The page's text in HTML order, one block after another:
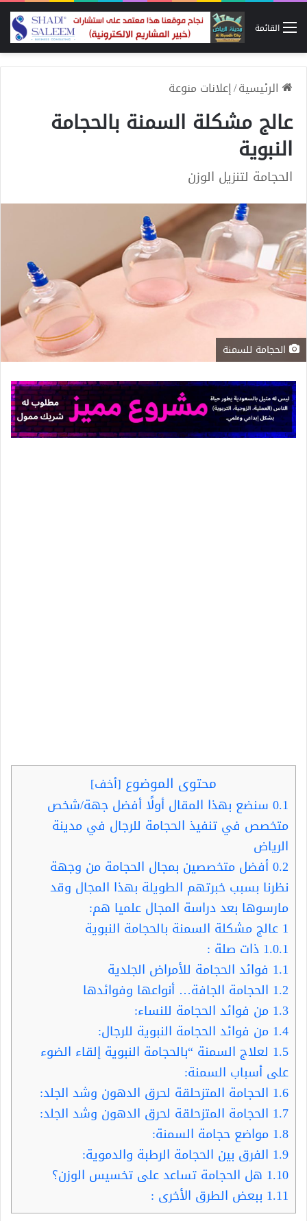
القائمة
الرئيسية/إعلانات منوعة
عالج مشكلة السمنة بالحجامة
النبوية
الحجامة لتنزيل الوزن
الحجامة للسمنة
محتوى الموضوع [أخف]
0.1 سنضع بهذا المقال أولًا أفضل جهة/شخص
متخصص في تنفيذ الحجامة للرجال في مدينة
الرياض
0.2أفضل متخصصين بمجال الحجامة من وجهة
نظرنا بسبب خبرتهم الطويلة بهذا المجال وقد
مارسوها بعد دراسة المجال علميا هم:
1 عالج مشكلة السمنة بالحجامة النبوية
1.0.1 ذات صلة :
1.1 فوائد الحجامة للأمراض الجلدية
1.2 الحجامة الجافة… أنواعها وفوائدها
1.3 من فوائد الحجامة للنساء:
1.4 من فوائد الحجامة النبوية للرجال:
1.5 لعلاج السمنة “بالحجامة النبوية إلقاء الضوء
على أسباب السمنة:
1.6 الحجامة المتزحلقة لحرق الدهون وشد الجلد:
1.7 الحجامة المتزحلقة لحرق الدهون وشد الجلد:
1.8 مواضع حجامة السمنة:
1.9 الفرق بين الحجامة الرطبة والدموية:
1.10 هل الحجامة تساعد على تخسيس الوزن؟
1.11 ببعض الطرق الأخرى :